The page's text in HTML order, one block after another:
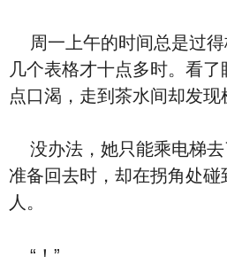
周一上午的时间总是过得
几个表格才十点多时。看
点口渴，走到茶水间却发现
没办法，她只能乘电梯去
准备回去时，却在拐角处碰
人。